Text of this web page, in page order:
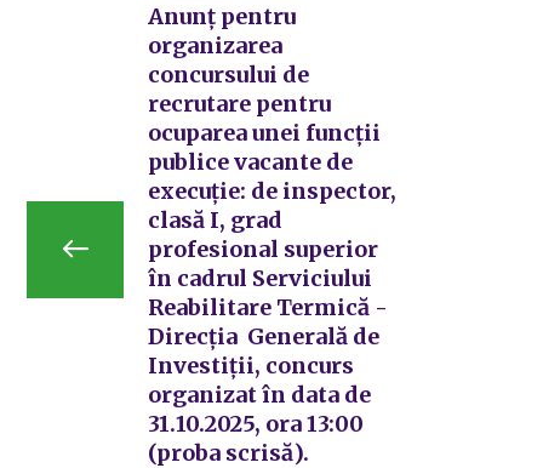
Anunț pentru
organizarea
concursului de
recrutare pentru
ocuparea unei funcții
publice vacante de
execuție: de inspector,
clasă I, grad
profesional superior
în cadrul Serviciului
Reabilitare Termică -
Direcția Generală de
Investiții, concurs
organizat în data de
31.10.2025, ora 13:00
(proba scrisă).